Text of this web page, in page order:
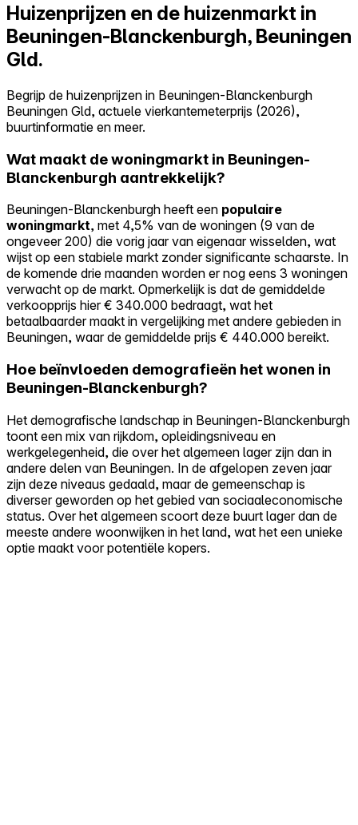
Huizenprijzen en de huizenmarkt in
Beuningen-Blanckenburgh, Beuningen
Gld.
Begrijp de huizenprijzen in Beuningen-Blanckenburgh
Beuningen Gld, actuele vierkantemeterprijs (2026),
buurtinformatie en meer.
Wat maakt de woningmarkt in Beuningen-
Blanckenburgh aantrekkelijk?
Beuningen-Blanckenburgh heeft een populaire
woningmarkt, met 4,5% van de woningen (9 van de
ongeveer 200) die vorig jaar van eigenaar wisselden, wat
wijst op een stabiele markt zonder significante schaarste. In
de komende drie maanden worden er nog eens 3 woningen
verwacht op de markt. Opmerkelijk is dat de gemiddelde
verkoopprijs hier € 340.000 bedraagt, wat het
betaalbaarder maakt in vergelijking met andere gebieden in
Beuningen, waar de gemiddelde prijs € 440.000 bereikt.
Hoe beïnvloeden demografieën het wonen in
Beuningen-Blanckenburgh?
Het demografische landschap in Beuningen-Blanckenburgh
toont een mix van rijkdom, opleidingsniveau en
werkgelegenheid, die over het algemeen lager zijn dan in
andere delen van Beuningen. In de afgelopen zeven jaar
zijn deze niveaus gedaald, maar de gemeenschap is
diverser geworden op het gebied van sociaaleconomische
status. Over het algemeen scoort deze buurt lager dan de
meeste andere woonwijken in het land, wat het een unieke
optie maakt voor potentiële kopers.